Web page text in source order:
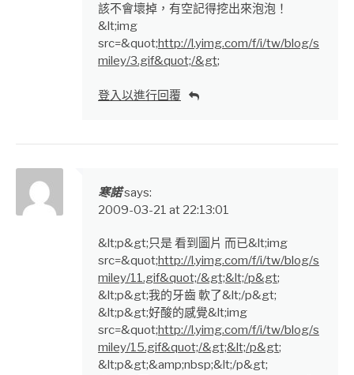
該不會壞掉，有空記得挖出來泡泡！
&lt;img
src=&quot;http://l.yimg.com/f/i/tw/blog/s
miley/3.gif&quot;/&gt;
登入以進行回覆
寒諾says:
2009-03-21 at 22:13:01
&lt;p&gt;只是 看到圖片 而已&lt;img
src=&quot;http://l.yimg.com/f/i/tw/blog/s
miley/11.gif&quot;/&gt;&lt;/p&gt;
&lt;p&gt;我的牙齒 軟了&lt;/p&gt;
&lt;p&gt;好酸的感覺&lt;img
src=&quot;http://l.yimg.com/f/i/tw/blog/s
miley/15.gif&quot;/&gt;&lt;/p&gt;
&lt;p&gt;&amp;nbsp;&lt;/p&gt;